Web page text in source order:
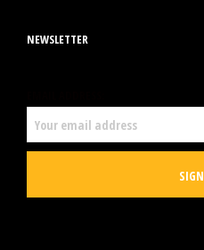
NEWSLETTER